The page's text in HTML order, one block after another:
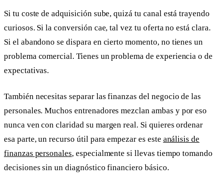
Si tu coste de adquisición sube, quizá tu canal está trayendo
curiosos. Si la conversión cae, tal vez tu oferta no está clara.
Si el abandono se dispara en cierto momento, no tienes un
problema comercial. Tienes un problema de experiencia o de
expectativas.
También necesitas separar las finanzas del negocio de las
personales. Muchos entrenadores mezclan ambas y por eso
nunca ven con claridad su margen real. Si quieres ordenar
esa parte, un recurso útil para empezar es este análisis de
finanzas personales, especialmente si llevas tiempo tomando
decisiones sin un diagnóstico financiero básico.